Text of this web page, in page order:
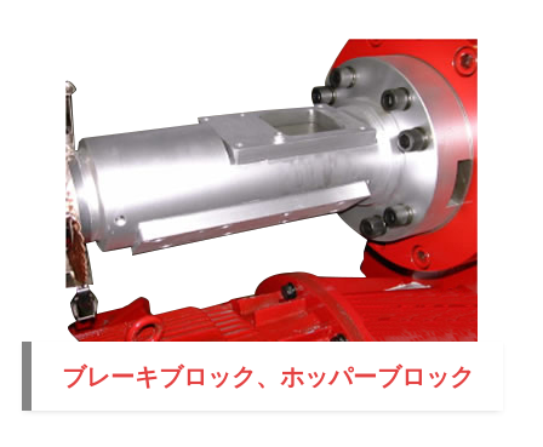
ブレーキブロック、ホッパーブロック